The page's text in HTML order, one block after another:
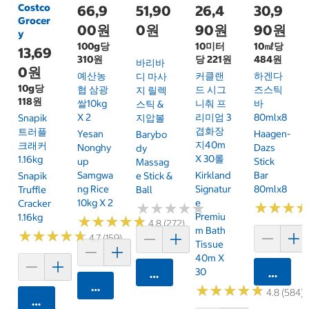
Costco
Grocer
y
13,69
0원
10g당
118원
Snapik
트러플
크래커
1.16kg
Snapik
Truffle
Cracker
1.16kg
★★★★★
★★★★★4.7 (159)
카트에 담기
66,9
00원
100g당
310원
예산농
협 삼광
쌀10kg
X 2
Yesan
Nonghy
Up
Samgwa
Ng Rice
10kg X 2
★★★★★
★★★★★4.8 (272)
카트에 담기
51,90
0원
바리바
디 마사
지 릴렉
스틱 &
지압볼
Barybo
Dy
Massag
E Stick &
Ball
★★★★★
★★★★★
카트에 담기
26,4
90원
10미터
당 221원
커클랜
드 시그
니춰 프
리미엄 3
겹화장
지40m
X 30롤
Kirkland
Signatur
E
Premiu
M Bath
Tissue
40m X
30
★★★★★
★★★★★4.8 (584)
30,9
90원
10㎖당
484원
하겐다
즈스틱
바
80mlx8
Haagen-
Dazs
Stick
Bar
80mlx8
★★★
★★★
카트에